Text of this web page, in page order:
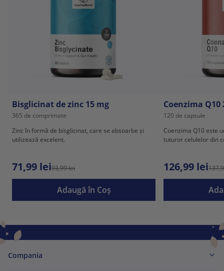
Bisglicinat de zinc 15 mg
365 de comprimate
Zinc în formă de bisglicinat, care se absoarbe și
utilizează excelent.
71,99 lei93,99 lei
Adaugă în Coş
Coenzima Q10
120 de capsule
Coenzima Q10 este
tuturor celulelor din
126,99 lei
Compania